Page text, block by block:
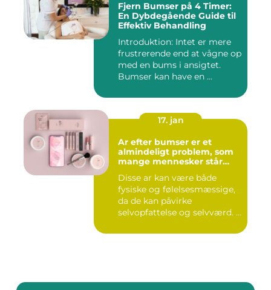
Fjern Bumser på 4 Timer:
En Dybdegående Guide til
Effektiv Behandling
Introduktion: Intet er mere
frustrerende end at vågne op
med en bums i ansigtet.
Bumser kan have en ...
17. jan
Ar efter bumser er et
almindeligt problem, som
mange mennesker står
Disse ar kan være både
fysiske og følelsesmæssige,
da de kan påvirke
selvopfattelse og selvværd. I